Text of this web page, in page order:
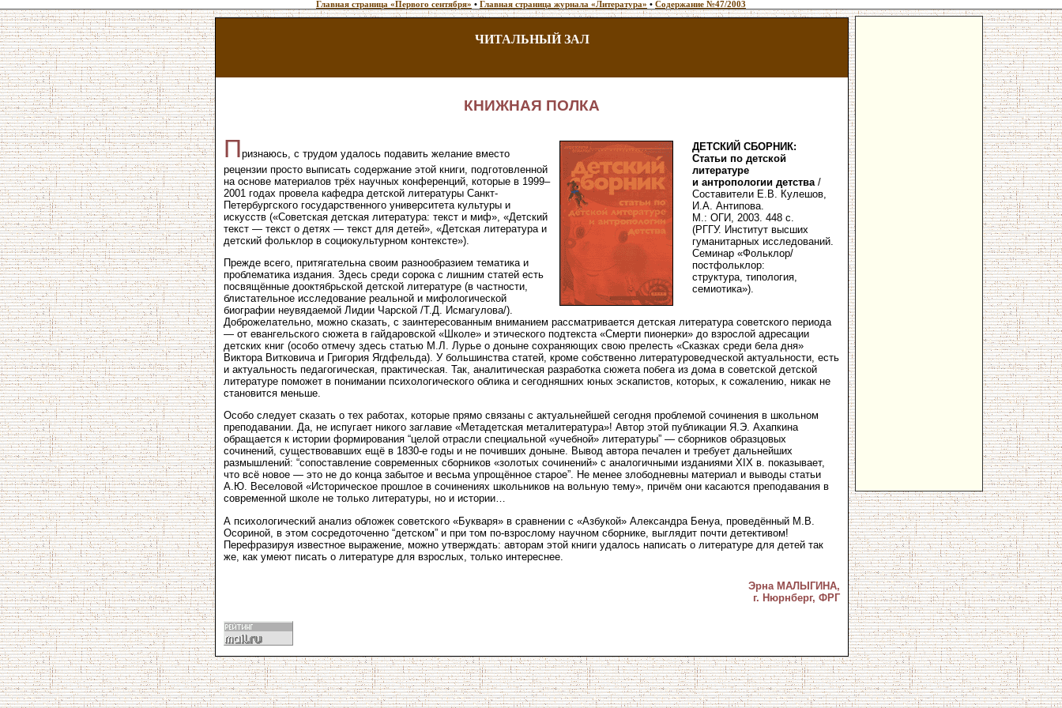
Главная страница «Первого сентября» • Главная страница журнала «Литература» • Содержание №47/2003
ЧИТАЛЬНЫЙ ЗАЛ
КНИЖНАЯ ПОЛКА
ДЕТСКИЙ СБОРНИК:
Статьи по детской
литературе
и антропологии детства /
Составители Е.В. Кулешов,
И.А. Антипова.
М.: ОГИ, 2003. 448 с.
(РГГУ. Институт высших
гуманитарных исследований.
Семинар «Фольклор/
постфольклор:
структура, типология,
семиотика»).
Признаюсь, с трудом удалось подавить желание вместо
рецензии просто выписать содержание этой книги, подготовленной
на основе материалов трёх научных конференций, которые в 1999–
2001 годах провела кафедра детской литературы Санкт-
Петербургского государственного университета культуры и
искусств («Советская детская литература: текст и миф», «Детский
текст — текст о детях — текст для детей», «Детская литература и
детский фольклор в социокультурном контексте»).
Прежде всего, притягательна своим разнообразием тематика и
проблематика издания. Здесь среди сорока с лишним статей есть
посвящённые дооктябрьской детской литературе (в частности,
блистательное исследование реальной и мифологической
биографии неувядаемой Лидии Чарской /Т.Д. Исмагулова/).
Доброжелательно, можно сказать, с заинтересованным вниманием рассматривается детская литература советского периода
— от евангельского сюжета в гайдаровской «Школе» и этического подтекста «Смерти пионерки» до взрослой адресации
детских книг (особо отмечу здесь статью М.Л. Лурье о доныне сохраняющих свою прелесть «Сказках среди бела дня»
Виктора Витковича и Григория Ягдфельда). У большинства статей, кроме собственно литературоведческой актуальности, есть
и актуальность педагогическая, практическая. Так, аналитическая разработка сюжета побега из дома в советской детской
литературе поможет в понимании психологического облика и сегодняшних юных эскапистов, которых, к сожалению, никак не
становится меньше.
Особо следует сказать о тех работах, которые прямо связаны с актуальнейшей сегодня проблемой сочинения в школьном
преподавании. Да, не испугает никого заглавие «Метадетская металитература»! Автор этой публикации Я.Э. Ахапкина
обращается к истории формирования “целой отрасли специальной «учебной» литературы” — сборников образцовых
сочинений, существовавших ещё в 1830-е годы и не почивших доныне. Вывод автора печален и требует дальнейших
размышлений: “сопоставление современных сборников «золотых сочинений» с аналогичными изданиями XIX в. показывает,
что всё новое — это не до конца забытое и весьма упрощённое старое”. Не менее злободневны материал и выводы статьи
А.Ю. Веселовой «Историческое прошлое в сочинениях школьников на вольную тему», причём они касаются преподавания в
современной школе не только литературы, но и истории…
А психологический анализ обложек советского «Букваря» в сравнении с «Азбукой» Александра Бенуа, проведённый М.В.
Осориной, в этом сосредоточенно “детском” и при том по-взрослому научном сборнике, выглядит почти детективом!
Перефразируя известное выражение, можно утверждать: авторам этой книги удалось написать о литературе для детей так
же, как умеют писать о литературе для взрослых, только интереснее.
Эрна МАЛЫГИНА,
г. Нюрнберг, ФРГ